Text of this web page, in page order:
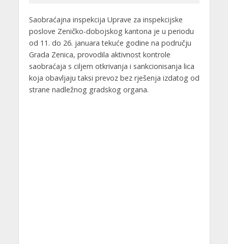
Saobraćajna inspekcija Uprave za inspekcijske
poslove Zeničko-dobojskog kantona je u periodu
od 11. do 26. januara tekuće godine na području
Grada Zenica, provodila aktivnost kontrole
saobraćaja s ciljem otkrivanja i sankcionisanja lica
koja obavljaju taksi prevoz bez rješenja izdatog od
strane nadležnog gradskog organa.